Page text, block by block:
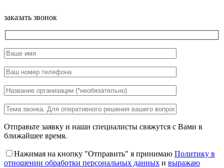
заказать звонок
Отправьте заявку и наши специалисты свяжутся с Вами в
ближайшее время.
Нажимая на кнопку "Отправить" я принимаю Политику в
отношении обработки персональных данных и выражаю